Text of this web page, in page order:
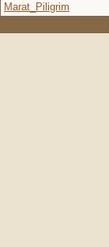
Marat_Piligrim